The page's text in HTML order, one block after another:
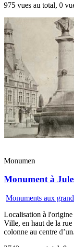
975 vues au total, 0
Monumen
Monument à
Monuments aux
Localisation à
Ville, en haut de la rue
colonne au centre